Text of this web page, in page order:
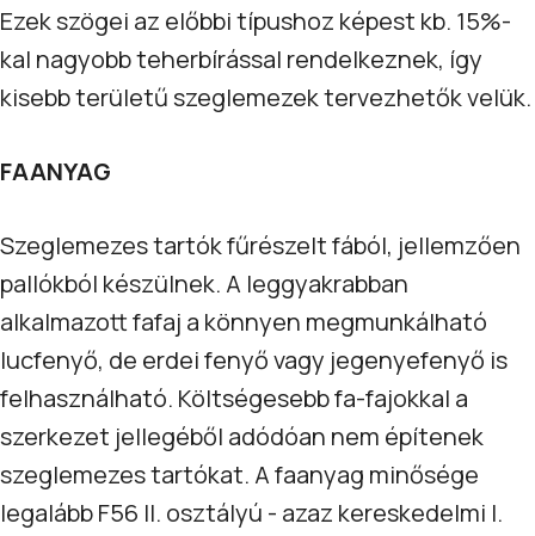
Ezek szögei az előbbi típushoz képest kb. 15%-
kal nagyobb teherbírással rendelkeznek, így
kisebb területű szeglemezek tervezhetők velük.
FAANYAG
Szeglemezes tartók fűrészelt fából, jellemzően
pallókból készülnek. A leggyakrabban
alkalmazott fafaj a könnyen megmunkálható
lucfenyő, de erdei fenyő vagy jegenyefenyő is
felhasználható. Költségesebb fa-fajokkal a
szerkezet jellegéből adódóan nem építenek
szeglemezes tartókat. A faanyag minősége
legalább F56 II. osztályú - azaz kereskedelmi I.